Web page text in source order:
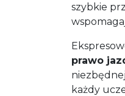
szybkie
prawo
każdy